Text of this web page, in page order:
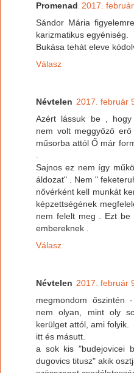
Promenad 2017.
Sándor Mária
karizmatikus egyéniség.
Bukása tehát eleve
Válasz
Névtelen 2017. február
Azért lássuk be , hogy
nem volt meggyőző
műsorba attól Ő már
Sajnos ez nem így
áldozat" . Nem "
nővérként kell munkát
képzettségének
nem felelt meg . Ezt be
embereknek .
Válasz
Névtelen 2017. február
megmondom őszintén
nem olyan, mint oly
kerülget attól, ami folyik.
itt és másutt.
a sok kis "budejovicei
dugovics titusz" akik